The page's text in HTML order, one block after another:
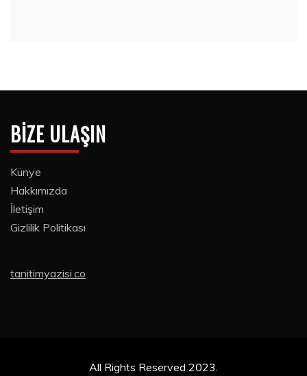
BIZE ULAŞIN
Künye
Hakkımızda
İletişim
Gizlilik Politikası
tanitimyazisi.co
All Rights Reserved 2023.